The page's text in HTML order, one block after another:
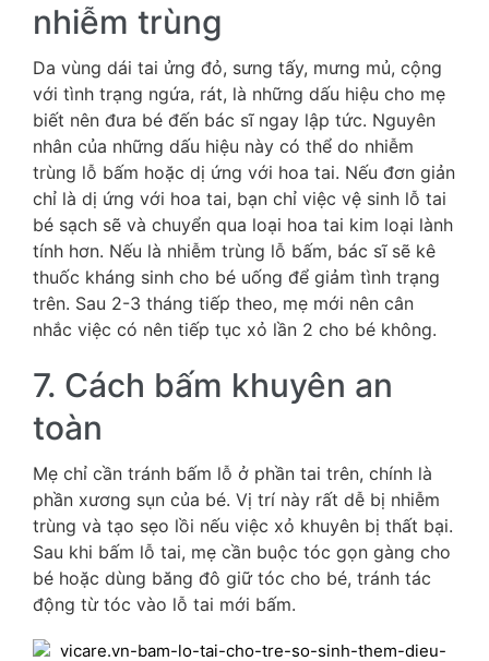
nhiễm trùng
Da vùng dái tai ửng đỏ, sưng tấy, mưng mủ, cộng
với tình trạng ngứa, rát, là những dấu hiệu cho mẹ
biết nên đưa bé đến bác sĩ ngay lập tức. Nguyên
nhân của những dấu hiệu này có thể do nhiễm
trùng lỗ bấm hoặc dị ứng với hoa tai. Nếu đơn giản
chỉ là dị ứng với hoa tai, bạn chỉ việc vệ sinh lỗ tai
bé sạch sẽ và chuyển qua loại hoa tai kim loại lành
tính hơn. Nếu là nhiễm trùng lỗ bấm, bác sĩ sẽ kê
thuốc kháng sinh cho bé uống để giảm tình trạng
trên. Sau 2-3 tháng tiếp theo, mẹ mới nên cân
nhắc việc có nên tiếp tục xỏ lần 2 cho bé không.
7. Cách bấm khuyên an
toàn
Mẹ chỉ cần tránh bấm lỗ ở phần tai trên, chính là
phần xương sụn của bé. Vị trí này rất dễ bị nhiễm
trùng và tạo sẹo lồi nếu việc xỏ khuyên bị thất bại.
Sau khi bấm lỗ tai, mẹ cần buộc tóc gọn gàng cho
bé hoặc dùng băng đô giữ tóc cho bé, tránh tác
động từ tóc vào lỗ tai mới bấm.